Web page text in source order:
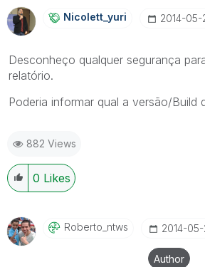
Nicolett_yuri ‎2014-05-
Desconheço qualquer segurança
relatório.
Poderia informar qual a versão/Build
882 Views
0 Likes
Roberto_ntws ‎2014-05-
Author